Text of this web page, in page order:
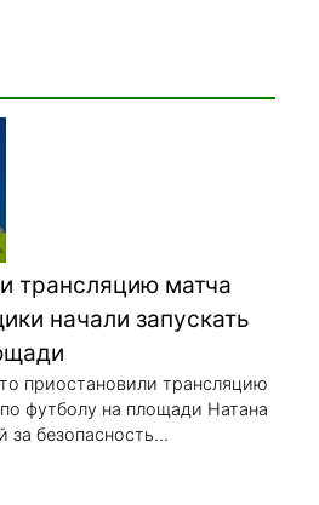
трансляцию матча
начали запускать
приостановили трансляцию
футболу на площади Натана
за безопасность...